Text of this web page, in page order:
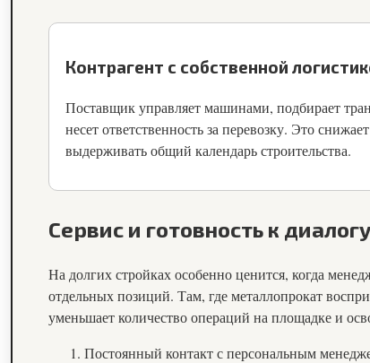
Контрагент с собственной
Поставщик управляет машинами, подбирает
несет ответственность за перевозку. Это
выдерживать общий календарь строительства.
Сервис и готовность к
На долгих стройках особенно ценится, когда
отдельных позиций. Там, где металлопрокат
уменьшает количество операций на площадке и
Постоянный контакт с персональным